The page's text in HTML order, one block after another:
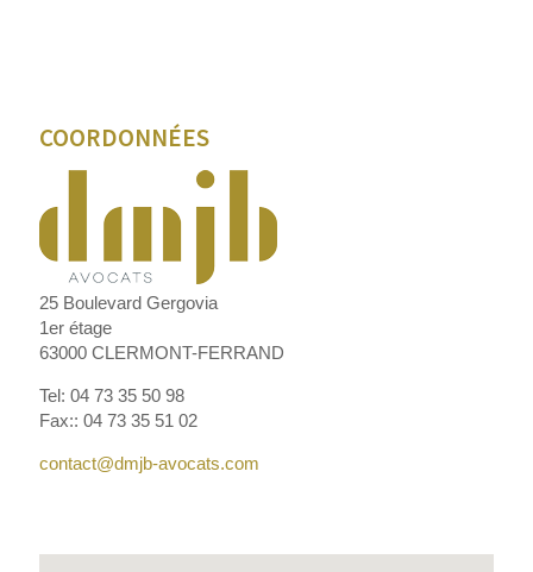
COORDONNÉES
25 Boulevard Gergovia
1er étage
63000 CLERMONT-FERRAND
Tel: 04 73 35 50 98
Fax:: 04 73 35 51 02
contact@dmjb-avocats.com